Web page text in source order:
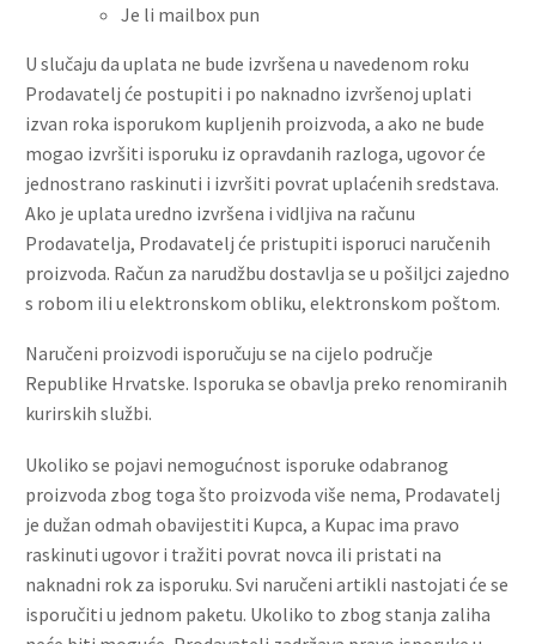
Je li mailbox pun
U slučaju da uplata ne bude izvršena u navedenom roku
Prodavatelj će postupiti i po naknadno izvršenoj uplati
izvan roka isporukom kupljenih proizvoda, a ako ne bude
mogao izvršiti isporuku iz opravdanih razloga, ugovor će
jednostrano raskinuti i izvršiti povrat uplaćenih sredstava.
Ako je uplata uredno izvršena i vidljiva na računu
Prodavatelja, Prodavatelj će pristupiti isporuci naručenih
proizvoda. Račun za narudžbu dostavlja se u pošiljci zajedno
s robom ili u elektronskom obliku, elektronskom poštom.
Naručeni proizvodi isporučuju se na cijelo područje
Republike Hrvatske. Isporuka se obavlja preko renomiranih
kurirskih službi.
Ukoliko se pojavi nemogućnost isporuke odabranog
proizvoda zbog toga što proizvoda više nema, Prodavatelj
je dužan odmah obavijestiti Kupca, a Kupac ima pravo
raskinuti ugovor i tražiti povrat novca ili pristati na
naknadni rok za isporuku. Svi naručeni artikli nastojati će se
isporučiti u jednom paketu. Ukoliko to zbog stanja zaliha